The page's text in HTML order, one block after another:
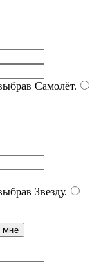
Самолёт.
Звезду.